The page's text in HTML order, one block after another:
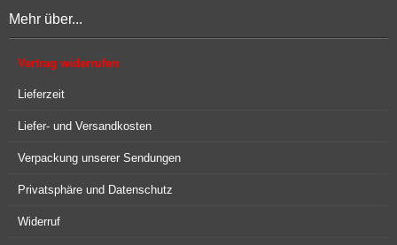
Mehr über...
Vertrag widerrufen
Lieferzeit
Liefer- und Versandkosten
Verpackung unserer Sendungen
Privatsphäre und Datenschutz
Widerruf